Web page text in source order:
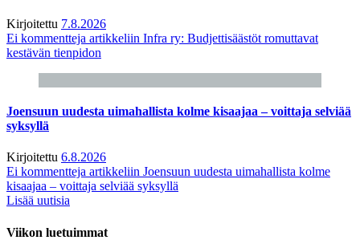
Kirjoitettu 7.8.2026
Ei kommentteja artikkeliin Infra ry: Budjettisäästöt romuttavat
kestävän tienpidon
Joensuun uudesta uimahallista kolme kisaajaa – voittaja selviää
syksyllä
Kirjoitettu 6.8.2026
Ei kommentteja artikkeliin Joensuun uudesta uimahallista kolme
kisaajaa – voittaja selviää syksyllä
Lisää uutisia
Viikon luetuimmat